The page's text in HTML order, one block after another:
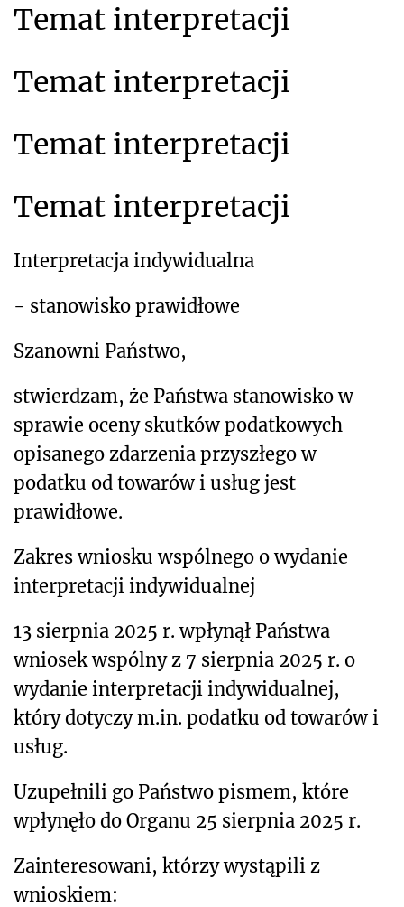
Temat interpretacji
Temat interpretacji
Temat interpretacji
Temat interpretacji
Interpretacja indywidualna
- stanowisko prawidłowe
Szanowni Państwo,
stwierdzam, że Państwa stanowisko w
sprawie oceny skutków podatkowych
opisanego zdarzenia przyszłego w
podatku od towarów i usług jest
prawidłowe.
Zakres wniosku wspólnego o wydanie
interpretacji indywidualnej
13 sierpnia 2025 r. wpłynął Państwa
wniosek wspólny z 7 sierpnia 2025 r. o
wydanie interpretacji indywidualnej,
który dotyczy m.in. podatku od towarów i
usług.
Uzupełnili go Państwo pismem, które
wpłynęło do Organu 25 sierpnia 2025 r.
Zainteresowani, którzy wystąpili z
wnioskiem: